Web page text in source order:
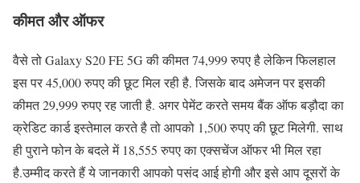
कीमत और ऑफर
वैसे तो Galaxy S20 FE 5G की कीमत 74,999 रुपए है लेकिन फिलहाल
इस पर 45,000 रुपए की छूट मिल रही है. जिसके बाद अमेजन पर इसकी
कीमत 29,999 रुपए रह जाती है. अगर पेमेंट करते समय बैंक ऑफ बड़ौदा का
क्रेडिट कार्ड इस्तेमाल करते है तो आपको 1,500 रुपए की छूट मिलेगी. साथ
ही पुराने फोन के बदले में 18,555 रुपए का एक्सचेंज ऑफर भी मिल रहा
है.उम्मीद करते हैं ये जानकारी आपको पसंद आई होगी और इसे आप दूसरों के